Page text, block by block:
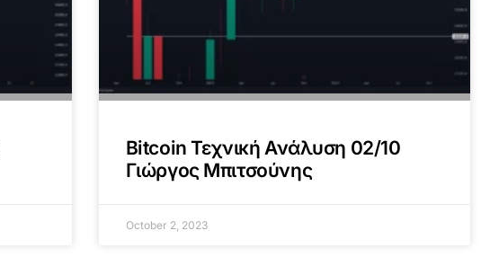
Bitcoin Τεχνική Ανάλυση 02/10
Γιώργος Μπιτσούνης
October 2, 2023